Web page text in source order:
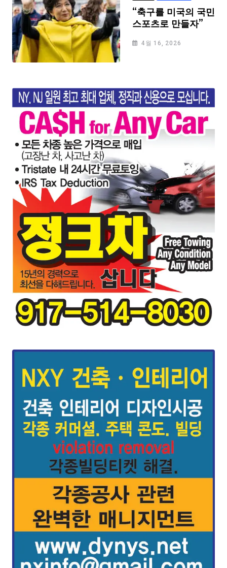
“축구를 미국의 국민
스포츠로 만들자”
4월 16, 2026